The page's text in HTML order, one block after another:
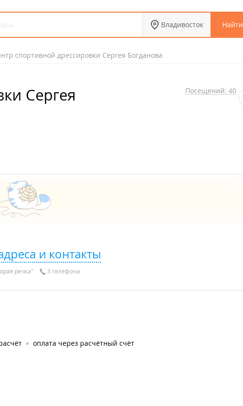
Владивосток Найти
спортивной дрессировки Сергея Богданова
Сергея
Посещений: 40
и контакты
речка" 3 телефона
оплата через расчётный счёт